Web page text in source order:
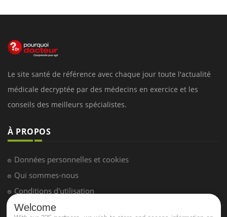
Le site santé de référence avec chaque jour toute l'actualité
médicale decryptée par des médecins en exercice et les
conseils des meilleurs spécialistes.
À PROPOS
Données personnelles et cookies
Qui sommes-nous
Conditions d'utilisation
Plan du site
Welcome